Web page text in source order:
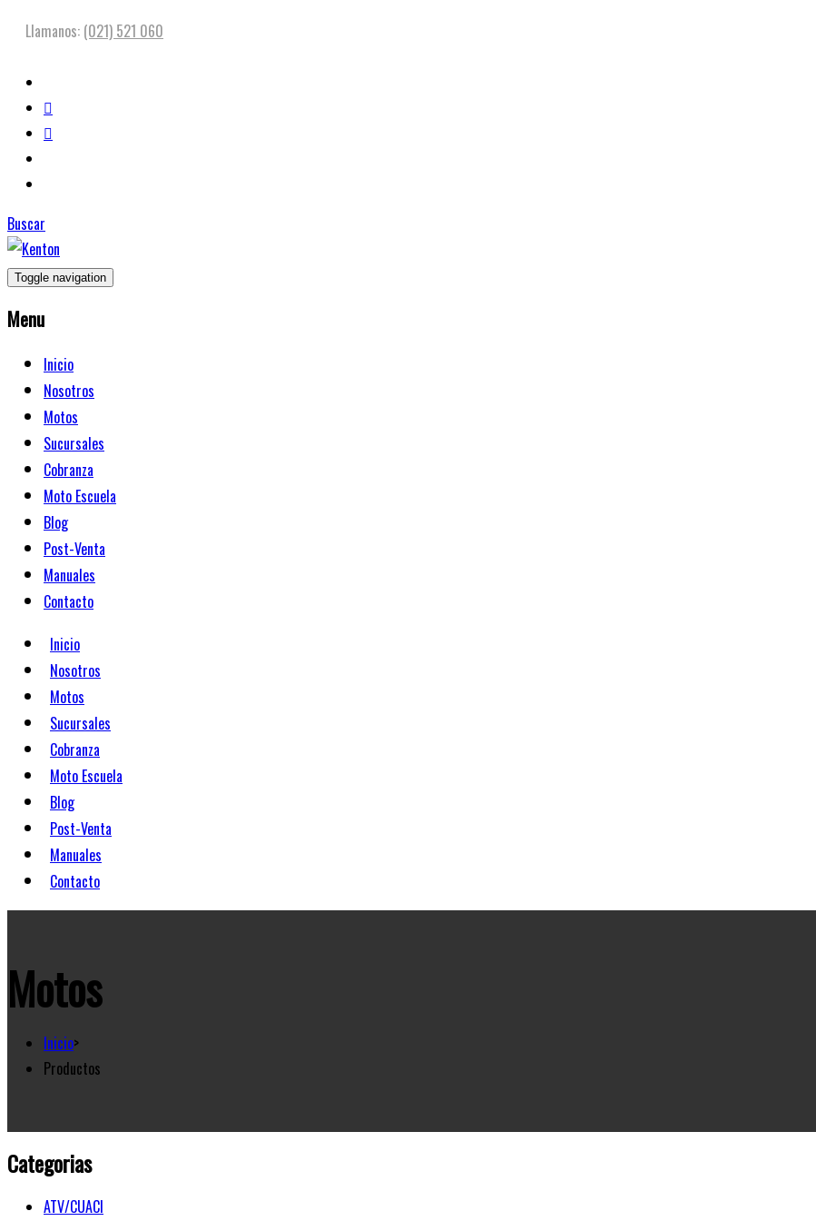
Llamanos: (021) 521 060
Buscar
Toggle navigation
Menu
Inicio
Nosotros
Motos
Sucursales
Cobranza
Moto Escuela
Blog
Post-Venta
Manuales
Contacto
Inicio
Nosotros
Motos
Sucursales
Cobranza
Moto Escuela
Blog
Post-Venta
Manuales
Contacto
Motos
Inicio>
Productos
Categorias
ATV/CUACI